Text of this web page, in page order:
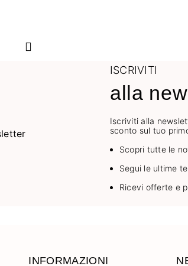
ISCRIVITI
alla
Iscriviti alla
sconto sul tuo
Scopri tutte le
Segui le ultime
Ricevi offerte e
INFORMAZIONI